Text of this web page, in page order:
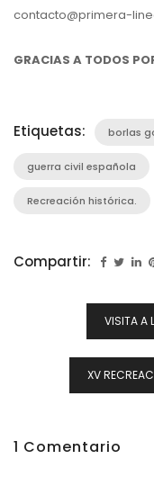
contacto@primera-
GRACIAS A TODOS
Etiquetas: borlas
guerra civil española
Recreación histórica.
Compartir:
Navegación
Entradas
VISITA A
XV
1 Comentario